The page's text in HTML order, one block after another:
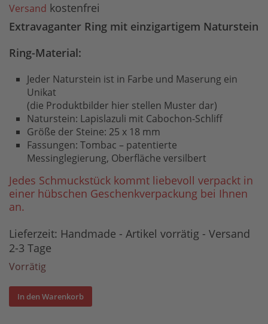
Versand kostenfrei
Extravaganter Ring mit einzigartigem Naturstein
Ring-Material:
Jeder Naturstein ist in Farbe und Maserung ein
Unikat
(die Produktbilder hier stellen Muster dar)
Naturstein: Lapislazuli mit Cabochon-Schliff
Größe der Steine: 25 x 18 mm
Fassungen: Tombac – patentierte
Messinglegierung, Oberfläche versilbert
Jedes Schmuckstück kommt liebevoll verpackt in
einer hübschen Geschenkverpackung bei Ihnen
an.
Lieferzeit: Handmade - Artikel vorrätig - Versand
2-3 Tage
Vorrätig
In den Warenkorb